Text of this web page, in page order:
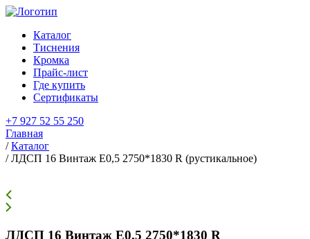
Каталог
Тиснения
Кромка
Прайс-лист
Где купить
Сертификаты
+7 927 52 55 250
Главная
/ Каталог
/ ЛДСП 16 Винтаж Е0,5 2750*1830 R (рустикальное)
ЛДСП 16 Винтаж Е0,5 2750*1830 R